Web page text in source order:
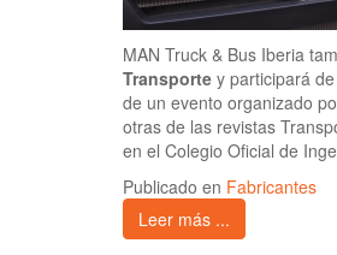
MAN Truck & Bus Iberia
Transporte y participará
de un evento organizado
otras de las revistas
en el Colegio Oficial de
Publicado en Fabricantes
Leer más ...